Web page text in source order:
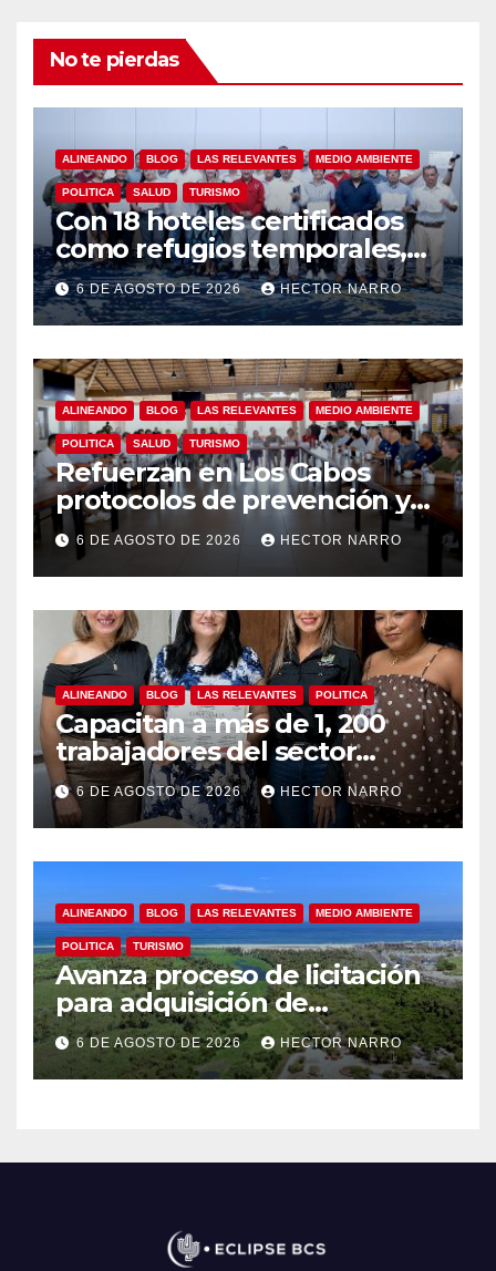
No te pierdas
ALINEANDO BLOG LAS RELEVANTES MEDIO AMBIENTE
POLITICA SALUD TURISMO
Con 18 hoteles certificados
como refugios temporales,
Gobierno de Los Cabos
refuerza la prevención y
garantiza un destino seguro
6 DE AGOSTO DE 2026 HECTOR NARRO
ALINEANDO BLOG LAS RELEVANTES MEDIO AMBIENTE
POLITICA SALUD TURISMO
Refuerzan en Los Cabos
protocolos de prevención y
rescate en playas ante oleaje
y temporada de ciclones
6 DE AGOSTO DE 2026 HECTOR NARRO
ALINEANDO BLOG LAS RELEVANTES POLITICA
Capacitan a más de 1, 200
trabajadores del sector
hotelero en derechos
humanos y respeto laboral
en Los Cabos
6 DE AGOSTO DE 2026 HECTOR NARRO
ALINEANDO BLOG LAS RELEVANTES MEDIO AMBIENTE
POLITICA TURISMO
Avanza proceso de licitación
para adquisición de
maquinaria del Plan de
Regeneración del Estero
Josefino
6 DE AGOSTO DE 2026 HECTOR NARRO